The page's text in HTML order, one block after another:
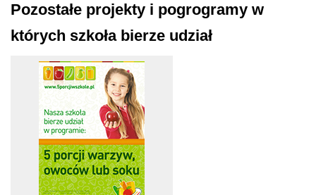
Pozostałe projekty i pogrogramy w
których szkoła bierze udział